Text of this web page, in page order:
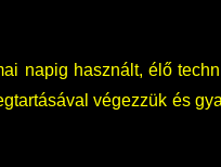
napig használt, élő
végezzük és